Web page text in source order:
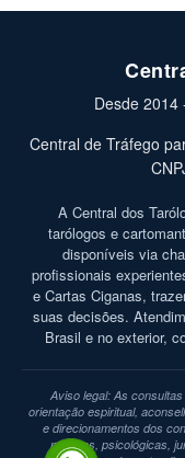
Desde 2014
Central de Tráfego
A Central dos
tarólogos e
disponíveis via
profissionais
e Cartas Ciganas,
suas decisões.
Brasil e no exterior,
Aviso legal: As
orientação espiritual,
e direcionamentos dos
médicas, psicológicas,